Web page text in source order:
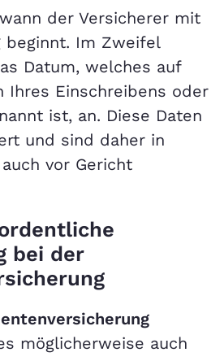
der Versicherer mit
beginnt. Im Zweifel
Datum, welches auf
Ihres Einschreibens oder
ist, an. Diese Daten
und sind daher in
vor Gericht
bei der
möglicherweise auch